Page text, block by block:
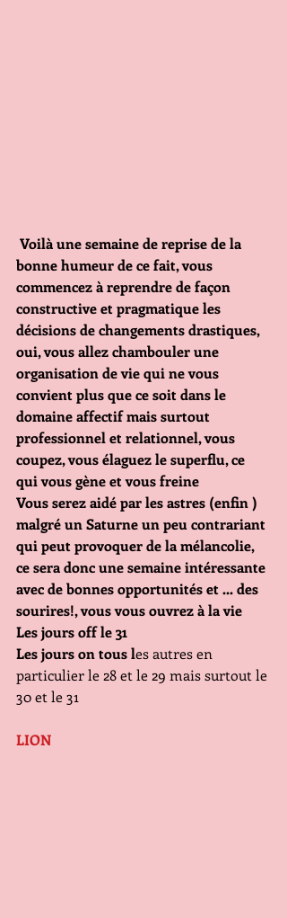
bonne humeur de ce fait, vous
commencez à reprendre de façon
constructive et pragmatique les
décisions de changements drastiques,
oui, vous allez chambouler une
organisation de vie qui ne vous
convient plus que ce soit dans le
domaine affectif mais surtout
professionnel et relationnel, vous
coupez, vous élaguez le superflu, ce
qui vous gène et vous freine
Vous serez aidé par les astres (enfin )
malgré un Saturne un peu contrariant
qui peut provoquer de la mélancolie,
ce sera donc une semaine intéressante
avec de bonnes opportunités et ... des
sourires!, vous vous ouvrez à la vie
Les jours off le 31
Les jours on tous les autres en
particulier le 28 et le 29 mais surtout le
30 et le 31
LION